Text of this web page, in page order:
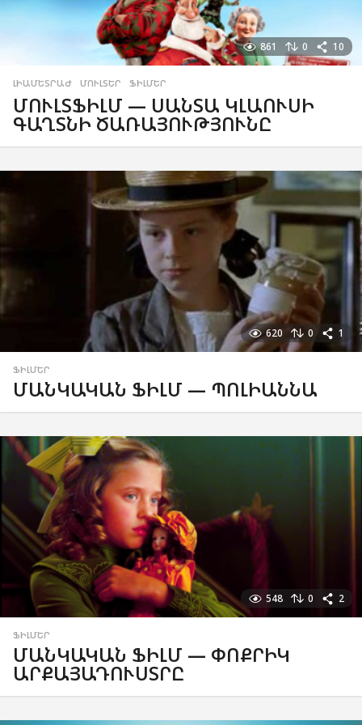
861 0 10
ԼԻԱՄԵՏՐԱԺ ,ՄՈՒԼՏԵՐ ,ՖԻԼՄԵՐ
ՄՈՒԼՏՖԻԼՄ — ՍԱՆՏԱ ԿԼԱՈՒՍԻ
ԳԱՂՏՆԻ ԾԱՌԱՅՈՒԹՅՈՒՆԸ
620 0 1
ՖԻԼՄԵՐ
ՄԱՆԿԱԿԱՆ ՖԻԼՄ — ՊՈԼԻԱՆՆԱ
548 0 2
ՖԻԼՄԵՐ
ՄԱՆԿԱԿԱՆ ՖԻԼՄ — ՓՈՔՐԻԿ
ԱՐՔԱՅԱԴՈՒՍՏՐԸ